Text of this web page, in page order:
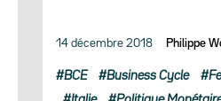
14 décembre 2018 Philippe
BCE Business Cycle